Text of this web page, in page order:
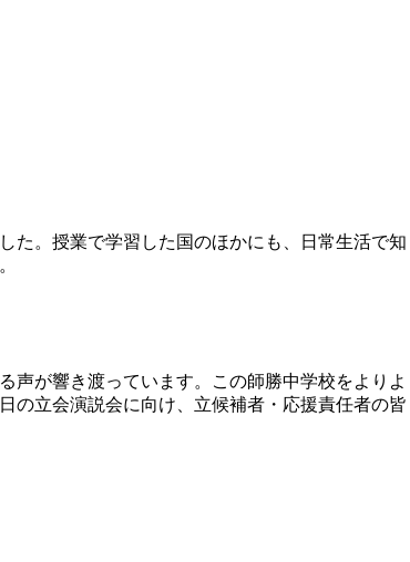
た。授業で学習した国のほかにも、日常生活で知
が響き渡っています。この師勝中学校をよりよ
の立会演説会に向け、立候補者・応援責任者の皆